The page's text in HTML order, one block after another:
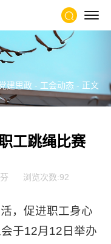
建思政 - 工会动态 - 正文
工跳绳比赛
浏览次数:92
，促进职工身心
于12月12日举办